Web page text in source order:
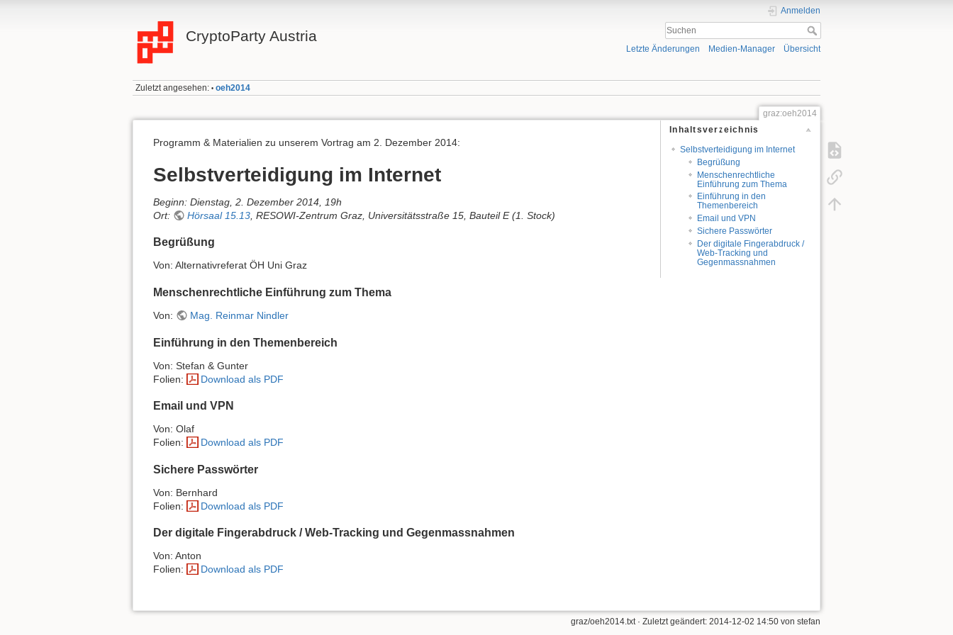
CryptoParty Austria
Anmelden
Letzte Änderungen Medien-Manager Übersicht
Zuletzt angesehen: • oeh2014
graz:oeh2014
Inhaltsverzeichnis
Selbstverteidigung im Internet
Begrüßung
Menschenrechtliche
Einführung zum Thema
Einführung in den
Themenbereich
Email und VPN
Sichere Passwörter
Der digitale Fingerabdruck /
Web-Tracking und
Gegenmassnahmen
Programm & Materialien zu unserem Vortrag am 2. Dezember 2014:
Selbstverteidigung im Internet
Beginn: Dienstag, 2. Dezember 2014, 19h
Ort:
Hörsaal 15.13, RESOWI-Zentrum Graz, Universitätsstraße 15, Bauteil E (1. Stock)
Begrüßung
Von: Alternativreferat ÖH Uni Graz
Menschenrechtliche Einführung zum Thema
Von: Mag. Reinmar Nindler
Einführung in den Themenbereich
Von: Stefan & Gunter
Folien:
Download als PDF
Email und VPN
Von: Olaf
Folien:
Download als PDF
Sichere Passwörter
Von: Bernhard
Folien:
Download als PDF
Der digitale Fingerabdruck / Web-Tracking und Gegenmassnahmen
Von: Anton
Folien:
Download als PDF
graz/oeh2014.txt· Zuletzt geändert: 2014-12-02 14:50 von stefan